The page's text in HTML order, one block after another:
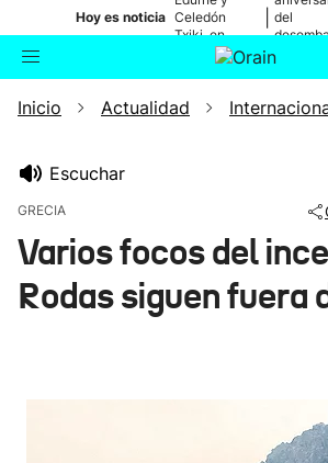
Hoy es noticia Celedón
Txiki, en
directo
del
de Elkano
Buscador Actualidad
Ikusmiran
Inicio Actualidad
Escuchar
GRECIA
Varios focos del
Rodas siguen fuera